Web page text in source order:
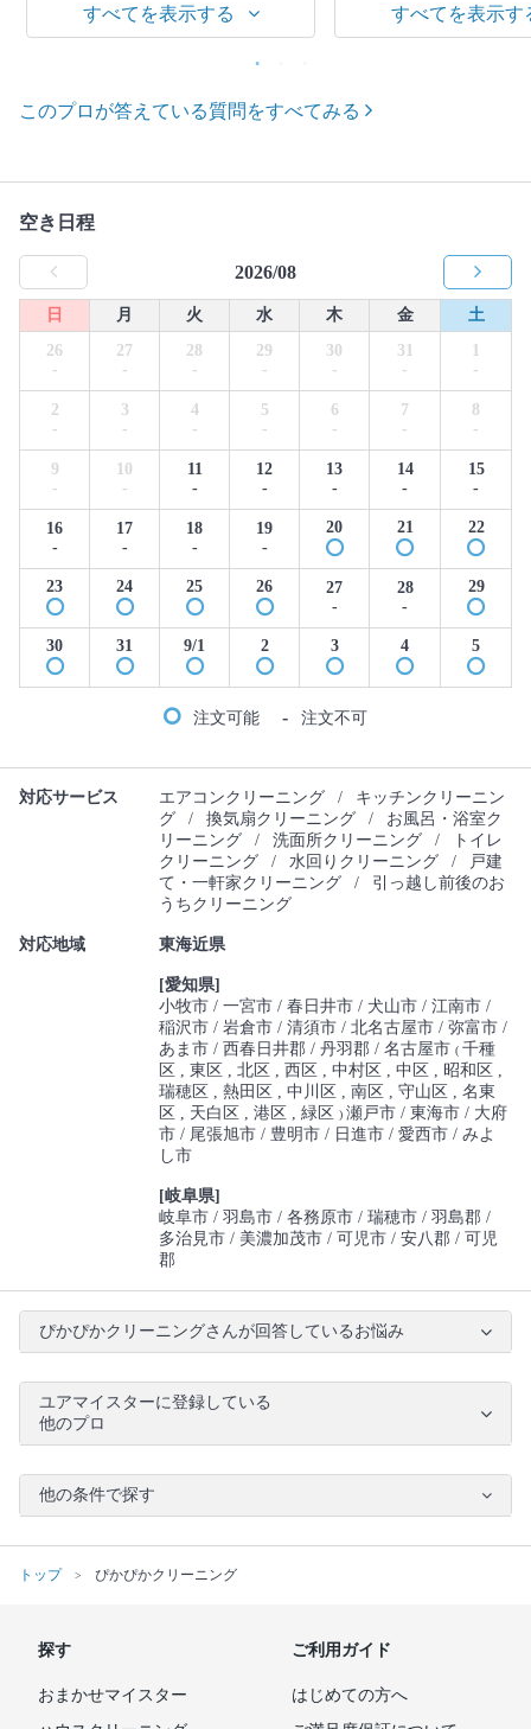
すべてを表示する すべてを表示す
このプロが答えている質問をすべてみる
空き日程
2026/08
日 月 火 水 木 金
土
26
-
27
-
28
-
29
-
30
-
31
-
1
-
2
-
3
-
4
-
5
-
6
-
7
-
8
-
9
-
10
-
11
-
12
-
13
-
14
-
15
-
16
-
17
-
18
-
19
-
20 21 22
23 24 25 26
27
-
28
-
29
30 31 9/1 2 3 4 5
注文可能 - 注文不可
対応サービス エアコンクリーニング /
キッチンクリーニン
グ
/ 換気扇クリーニング /
お風呂・浴室ク
リーニング
/ 洗面所クリーニング /
トイレ
クリーニング
/ 水回りクリーニング /
戸建
て・一軒家クリーニング
/
引っ越し前後のお
うちクリーニング
対応地域 東海近県
[愛知県]
小牧市 一宮市 春日井市 犬山市 江南市
稲沢市 岩倉市 清須市 北名古屋市 弥富市
あま市 西春日井郡 丹羽郡 名古屋市(千種
区
東区 北区 西区 中村区 中区
昭和区
瑞穂区
熱田区 中川区 南区 守山区
名東
区
天白区 港区 緑区)瀬戸市 東海市 大府
市 尾張旭市 豊明市 日進市 愛西市 みよ
し市
[岐阜県]
岐阜市 羽島市 各務原市 瑞穂市 羽島郡
多治見市 美濃加茂市 可児市 安八郡 可児
郡
ぴかぴかクリーニングさんが回答しているお悩み
ユアマイスターに登録している
他のプロ
他の条件で探す
トップ ぴかぴかクリーニング
探す
おまかせマイスター
ご利用ガイド
はじめての方へ